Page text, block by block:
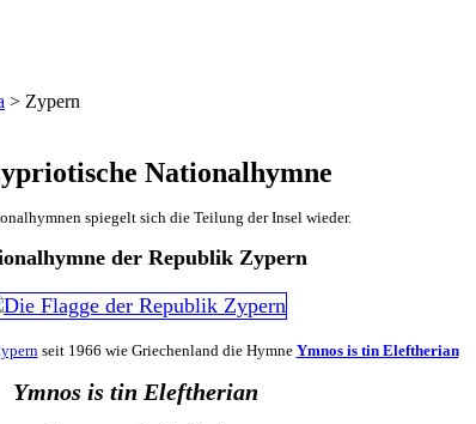
> Zypern
Nationalhymne
spiegelt sich die Teilung der Insel wieder.
der Republik Zypern
seit 1966 wie Griechenland die Hymne Ymnos is tin Eleftherian
Ymnos is tin Eleftherian